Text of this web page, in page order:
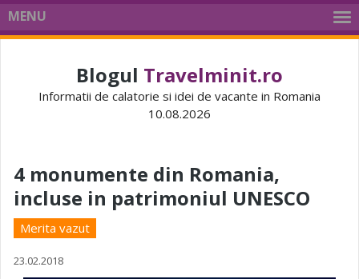
MENU
Blogul Travelminit.ro
Informatii de calatorie si idei de vacante in Romania
10.08.2026
4 monumente din Romania,
incluse in patrimoniul UNESCO
Merita vazut
23.02.2018